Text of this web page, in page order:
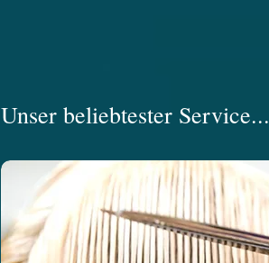
Unser beliebtester Service...